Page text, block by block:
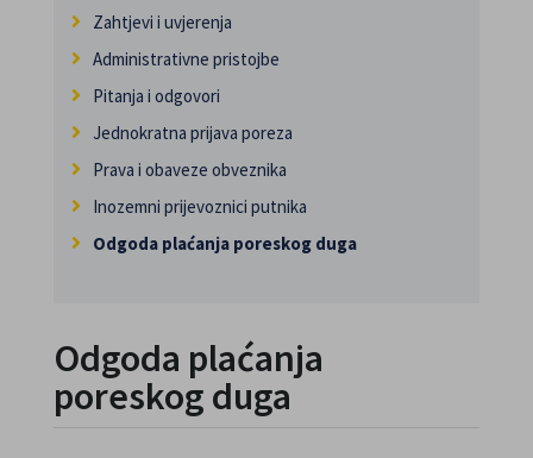
Zahtjevi i uvjerenja
Administrativne pristojbe
Pitanja i odgovori
Jednokratna prijava poreza
Prava i obaveze obveznika
Inozemni prijevoznici putnika
Odgoda plaćanja poreskog duga
Odgoda plaćanja
poreskog duga